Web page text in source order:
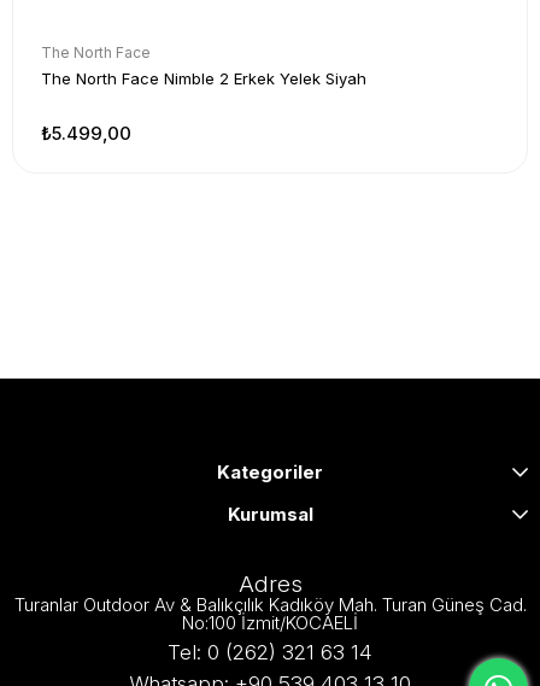
The North Face
The North Face Nimble 2 Erkek Yelek Siyah
₺5.499,00
Kategoriler
Kurumsal
Adres
Turanlar Outdoor Av & Balıkçılık Kadıköy Mah. Turan Güneş Cad.
No:100 İzmit/KOCAELİ
Tel: 0 (262) 321 63 14